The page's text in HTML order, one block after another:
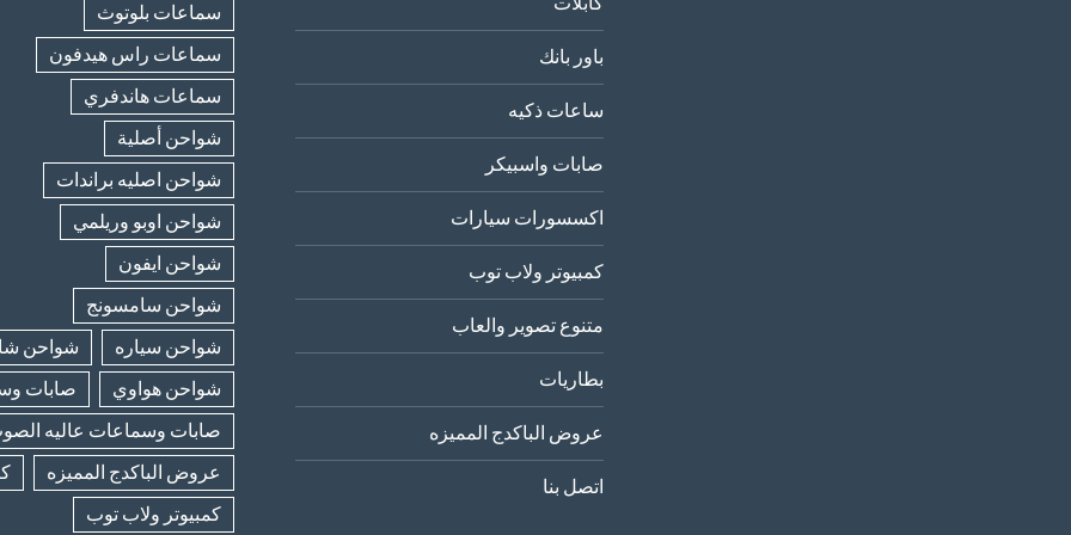
باور بانك
ساعات ذكيه
صابات واسبيكر
اكسسورات سيارات
كمبيوتر ولاب توب
متنوع تصوير والعاب
بطاريات
عروض الباكدج المميزه
اتصل بنا
سماعات بلوتوث
سماعات راس هيدفون
سماعات هاندفري
شواحن أصلية
شواحن اصليه براندات
شواحن اوبو وريلمي
شواحن ايفون
شواحن سامسونج
شواحن سياره
شواحن
شواحن هواوي
صابات
صابات وسماعات عاليه
عروض الباكدج المميزه
كمبيوتر ولاب توب